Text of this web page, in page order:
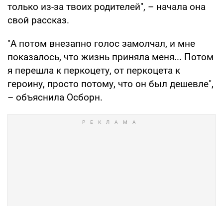
только из-за твоих родителей", – начала она
свой рассказ.
"А потом внезапно голос замолчал, и мне
показалось, что жизнь приняла меня... Потом
я перешла к перкоцету, от перкоцета к
героину, просто потому, что он был дешевле",
– объяснила Осборн.